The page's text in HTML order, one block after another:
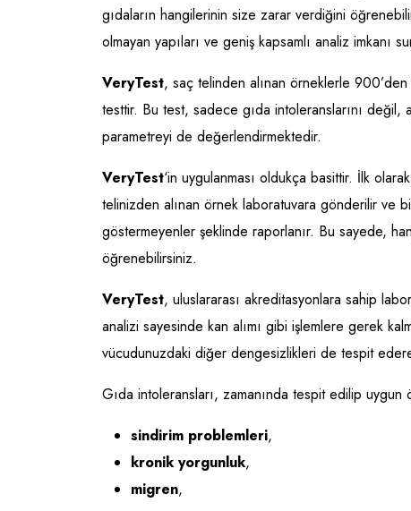
gıdaların hangilerinin size zarar verdiğini
olmayan yapıları ve geniş kapsamlı analiz imkanı
VeryTest, saç telinden alınan örneklerle
testtir. Bu test, sadece gıda intoleranslarını değil,
parametreyi de değerlendirmektedir.
VeryTest‘in uygulanması oldukça basittir. İlk
telinizden alınan örnek laboratuvara gönderilir ve
göstermeyenler şeklinde raporlanır. Bu sayede,
öğrenebilirsiniz.
VeryTest, uluslararası akreditasyonlara sahip
analizi sayesinde kan alımı gibi işlemlere gerek
vücudunuzdaki diğer dengesizlikleri de tespit
Gıda intoleransları, zamanında tespit edilip uygun
sindirim problemleri,
kronik yorgunluk,
migren,